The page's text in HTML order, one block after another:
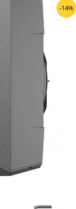
-14%